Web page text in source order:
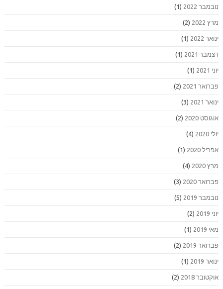
נובמבר 2022 (1)
מרץ 2022 (2)
ינואר 2022 (1)
דצמבר 2021 (1)
יוני 2021 (1)
פברואר 2021 (2)
ינואר 2021 (3)
אוגוסט 2020 (2)
יולי 2020 (4)
אפריל 2020 (1)
מרץ 2020 (4)
פברואר 2020 (3)
נובמבר 2019 (5)
יוני 2019 (2)
מאי 2019 (1)
פברואר 2019 (2)
ינואר 2019 (1)
אוקטובר 2018 (2)